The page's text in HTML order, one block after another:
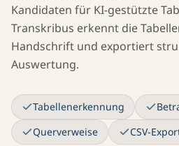
Kandidaten für KI-gestützte
Transkribus erkennt die
Handschrift und exportiert
Auswertung.
Tabellenerkennung
Querverweise
CSV-